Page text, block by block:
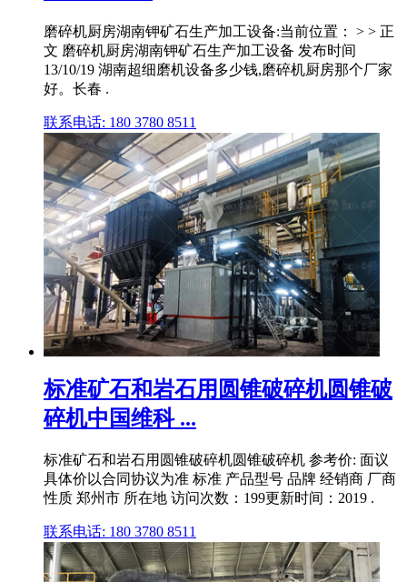
磨碎机厨房湖南钾矿石生产加工设备:当前位置： > > 正
文 磨碎机厨房湖南钾矿石生产加工设备 发布时间
13/10/19 湖南超细磨机设备多少钱,磨碎机厨房那个厂家
好。长春 .
联系电话: 180 3780 8511
标准矿石和岩石用圆锥破碎机圆锥破
碎机中国维科 ...
标准矿石和岩石用圆锥破碎机圆锥破碎机 参考价: 面议
具体价以合同协议为准 标准 产品型号 品牌 经销商 厂商
性质 郑州市 所在地 访问次数：199更新时间：2019 .
联系电话: 180 3780 8511